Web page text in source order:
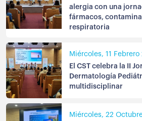
alergia con una
fármacos,
respiratoria
Miércoles, 11 Febrero
El CST celebra la II
Dermatología
multidisciplinar
Miércoles, 22